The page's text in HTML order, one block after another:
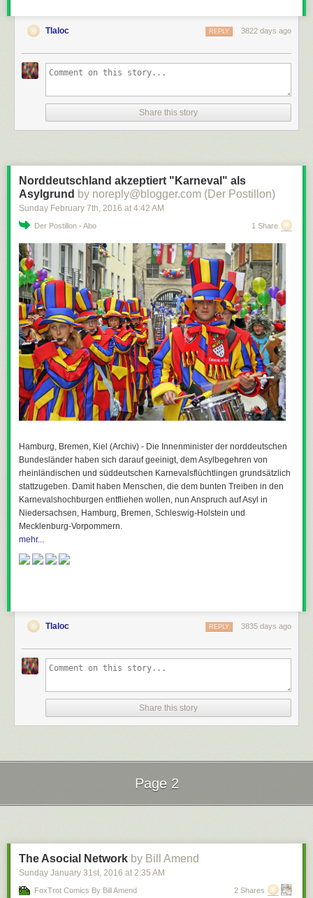
Tlaloc 3822 days ago
REPLY
Share this story
Norddeutschland akzeptiert "Karneval" als
Asylgrund by noreply@blogger.com (Der Postillon)
Sunday February 7th , 2016 at 4:42 AM
Der Postillon - Abo 1 Share
Hamburg, Bremen, Kiel (Archiv) - Die Innenminister der norddeutschen
Bundesländer haben sich darauf geeinigt, dem Asylbegehren von
rheinländischen und süddeutschen Karnevalsflüchtlingen grundsätzlich
stattzugeben. Damit haben Menschen, die dem bunten Treiben in den
Karnevalshochburgen entfliehen wollen, nun Anspruch auf Asyl in
Niedersachsen, Hamburg, Bremen, Schleswig-Holstein und
Mecklenburg-Vorpommern.
mehr...
Tlaloc 3835 days ago
REPLY
Share this story
Page 2
The Asocial Network by Bill Amend
Sunday January 31st, 2016 at 2:35 AM
FoxTrot Comics By Bill Amend 2 Shares